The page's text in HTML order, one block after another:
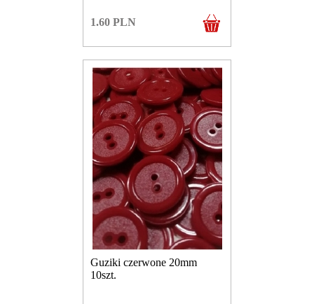
1.60 PLN
Guziki czerwone 20mm
10szt.